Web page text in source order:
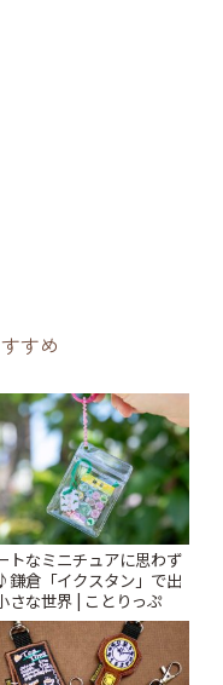
すめ
トなミニチュアに思わず
鎌倉「イクスタン」で出
さな世界 | ことりっぷ